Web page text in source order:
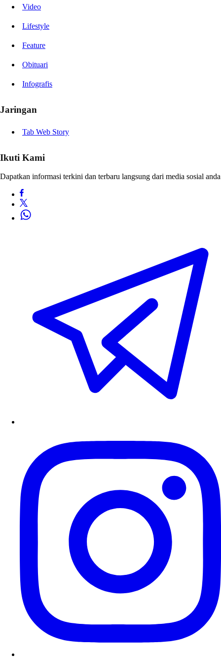
Video
Lifestyle
Feature
Obituari
Infografis
Jaringan
Tab Web Story
Ikuti Kami
Dapatkan informasi terkini dan terbaru langsung dari media sosial anda